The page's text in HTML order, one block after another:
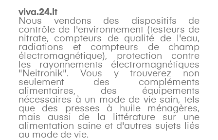
viva.24.lt
Nous vendons des dispositifs de
contrôle de l'environnement (testeurs de
nitrate, compteurs de qualité de l'eau,
radiations et compteurs de champ
électromagnétique), protection contre
les rayonnements électromagnétiques
"Neitronik". Vous y trouverez non
seulement des compléments
alimentaires, des équipements
nécessaires à un mode de vie sain, tels
que des presses à huile ménagères,
mais aussi de la littérature sur une
alimentation saine et d'autres sujets liés
au mode de vie.